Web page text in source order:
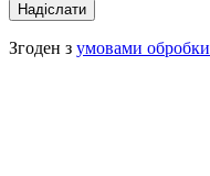
Надіслати
Згоден з умовами обробки